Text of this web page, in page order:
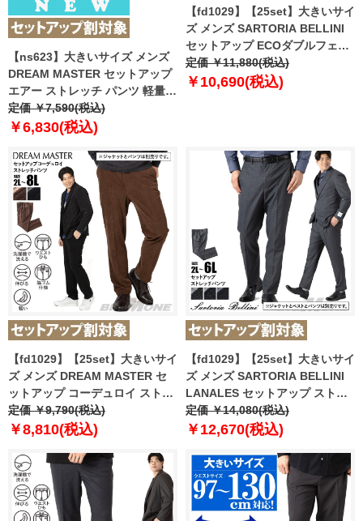
【ns623】大きいサイズ メンズ
DREAM MASTER セットアップ
エアー ストレッチ パンツ 軽量
ウォッシャブル スマリラ 春夏新
作 azs26342-sp 【fre】
定価 ￥7,590(税込)
￥6,830(税込)
【fd1029】【25set】大きいサイ
ズ メンズ SARTORIA BELLINI
セットアップ ECOダブルフェイ
スウェザー ストレッチ パンツ 軽
量 ウォッシャブル スマリラ
定価 ￥11,880(税込)
￥10,690(税込)
【fd1029】【25set】大きいサイ
ズ メンズ DREAM MASTER セ
ットアップ コーデュロイ ストレ
ッチ パンツ 軽量 ウォッシャブル
スマリラ azw2518-sp2
定価 ￥9,790(税込)
￥8,810(税込)
【fd1029】【25set】大きいサイ
ズ メンズ SARTORIA BELLINI
LANALES セットアップ ストレ
ッチ パンツ スマリラ mw-lan-
pt-l 【t2502】
定価 ￥14,080(税込)
￥12,670(税込)